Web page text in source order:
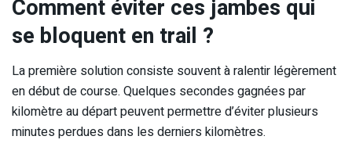
Comment éviter ces jambes qui
se bloquent en trail ?
La première solution consiste souvent à ralentir légèrement
en début de course. Quelques secondes gagnées par
kilomètre au départ peuvent permettre d’éviter plusieurs
minutes perdues dans les derniers kilomètres.